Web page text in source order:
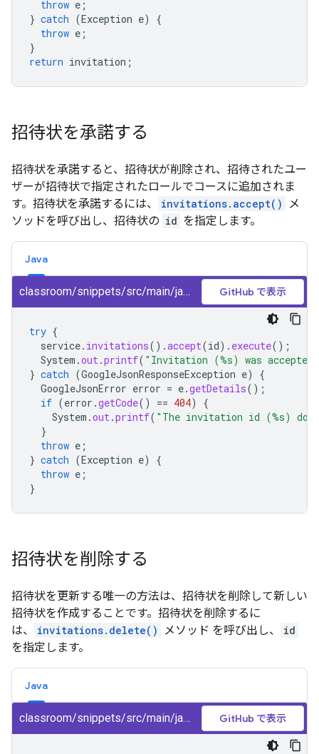
throw e ;
} catch (Exception e)
{
throw e ;
}
return invitation ;
招待状を承諾する
招待状を承諾すると、招待状が削除され、招待されたユー
ザーが招待状で指定されたロールでコースに追加されま
す。招待状を承諾するには、
invitations.accept()
メ
ソッドを呼び出し、招待状の id を指定します。
Java
classroom/snippets/src/main/java/AcceptInvitation.java GitHub で表示
try {
service. invitations().accept(id). execute();
System .out.printf( "Invitation (%s) was
} catch (GoogleJsonResponseException e)
{
GoogleJsonError error = e.getDetails();
if (error .getCode() == 404)
{
System .out.printf( "The invitation id (%s)
}
throw e ;
} catch (Exception e)
{
throw e ;
}
招待状を削除する
招待状を更新する唯一の方法は、招待状を削除して新しい
招待状を作成することです。招待状を削除するに
は、
invitations.delete() メソッド を呼び出し、
id
を指定します。
Java
classroom/snippets/src/main/java/DeleteInvitation.java GitHub で表示